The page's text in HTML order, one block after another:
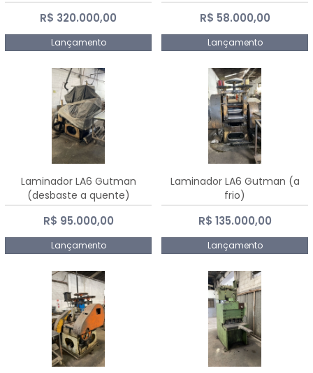
R$ 320.000,00
Lançamento
R$ 58.000,00
Lançamento
Laminador LA6 Gutman
(desbaste a quente)
R$ 95.000,00
Lançamento
Laminador LA6 Gutman (a
frio)
R$ 135.000,00
Lançamento